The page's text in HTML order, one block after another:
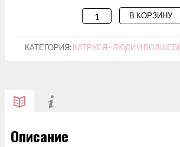
КОЛИЧЕСТВО
СХЕМА
ДЛЯ
В КОРЗИНУ
КАТЕГОРИЯ:КАТРУСЯ - ЛЮДИ И
Описание